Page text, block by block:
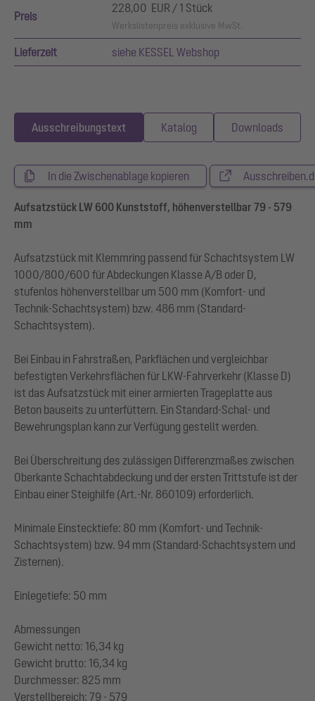
Preis
228,00 EUR / 1 Stück
Werkslistenpreis exklusive MwSt.
Lieferzeit siehe KESSEL Webshop
Ausschreibungstext Katalog Downloads
In die Zwischenablage kopieren
Aufsatzstück LW 600 Kunststoff, höhenverstellbar 79 - 579
mm
Aufsatzstück mit Klemmring passend für Schachtsystem LW
1000/800/600 für Abdeckungen Klasse A/B oder D,
stufenlos höhenverstellbar um 500 mm (Komfort- und
Technik-Schachtsystem) bzw. 486 mm (Standard-
Schachtsystem).
Bei Einbau in Fahrstraßen, Parkflächen und vergleichbar
befestigten Verkehrsflächen für LKW-Fahrverkehr (Klasse D)
ist das Aufsatzstück mit einer armierten Trageplatte aus
Beton bauseits zu unterfüttern. Ein Standard-Schal- und
Bewehrungsplan kann zur Verfügung gestellt werden.
Bei Überschreitung des zulässigen Differenzmaßes zwischen
Oberkante Schachtabdeckung und der ersten Trittstufe ist der
Einbau einer Steighilfe (Art.-Nr. 860109) erforderlich.
Minimale Einstecktiefe: 80 mm (Komfort- und Technik-
Schachtsystem) bzw. 94 mm (Standard-Schachtsystem und
Zisternen).
Einlegetiefe: 50 mm
Abmessungen
Gewicht netto: 16,34 kg
Gewicht brutto: 16,34 kg
Durchmesser: 825 mm
Verstellbereich: 79 - 579